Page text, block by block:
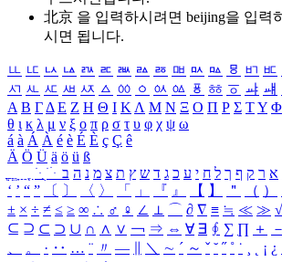
北京 을 입력하시려면 beijing을 입력
시면 됩니다.
ㅥ ㅦ ㅧ ㅨ ㅩ ㅪ ㅫ ㅬ ㅭ ㅮ ㅯ ㅰ ㅱ ㅲ ㅳ
ㅺ ㅻ ㅼ ㅽ ㅾ ㅿ ㆀ ㆁ ㆂ ㆃ ㆄ ㆅ ㆆ ㆇ ㆈ
Α Β ΓΔ Ε Ζ Η Θ Ι ΚΛ Μ Ν Ξ Ο Π Ρ Σ ΤΥ Φ
θ ι κ λ μ ν ξ ο π ρ σ τ υ φ χ ψ ω
á à Á À é è É È ç Ç ê
Ä Ö Ü ä ö ü ß
ִֶֹ ֻּ ׁׂ א ר ק ף ך ל ח י ע כ ג ד ש ץ ת צ מ נ ה ב
‘ ’ “ ” 〔 〕 〈 〉 「 」 『 』 【 】 ＂ （ ）
± × ÷ ≠ ≤ ≥ ∞ ∴ ♂ ♀ ∠ ⊥ ⌒ ∂ ∇ ≡ ≒ ≪ ≫ √
⊆ ⊇ ⊂ ⊃ ∪ ∩ ∧ ∨ ￢ ⇒ ⇔ ∀ ∃ ∮ ∑ ∏ ＋ －
、
。 · ‥ … ¨ 〃 ― ＼ ∼ ´ ～ ˇ ˘ ˝ ˚ ˙ ¸ ¡ ¿